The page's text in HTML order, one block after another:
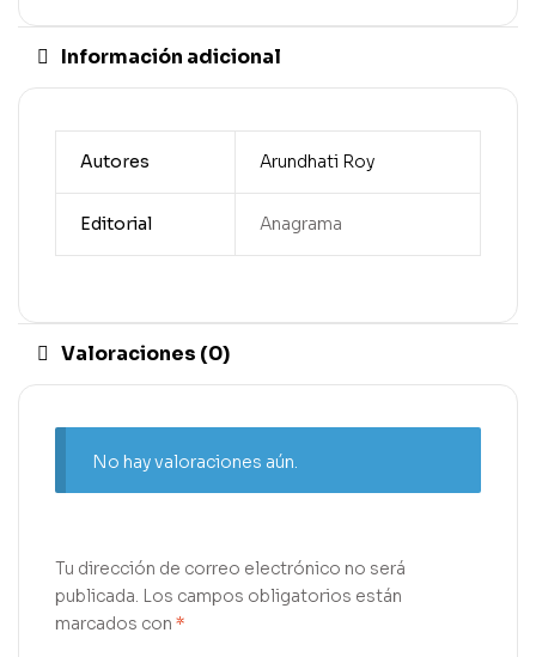
Información adicional
Autores Arundhati Roy
Editorial Anagrama
Valoraciones (0)
No hay valoraciones aún.
Tu dirección de correo electrónico no será
publicada. Los campos obligatorios están
marcados con *